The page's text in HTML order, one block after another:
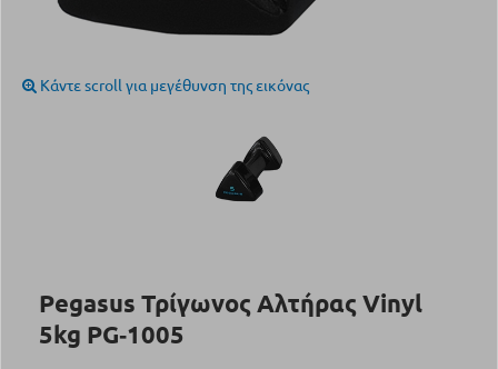
Κάντε scroll για μεγέθυνση της εικόνας
Pegasus Τρίγωνος Αλτήρας Vinyl
5kg PG‑1005